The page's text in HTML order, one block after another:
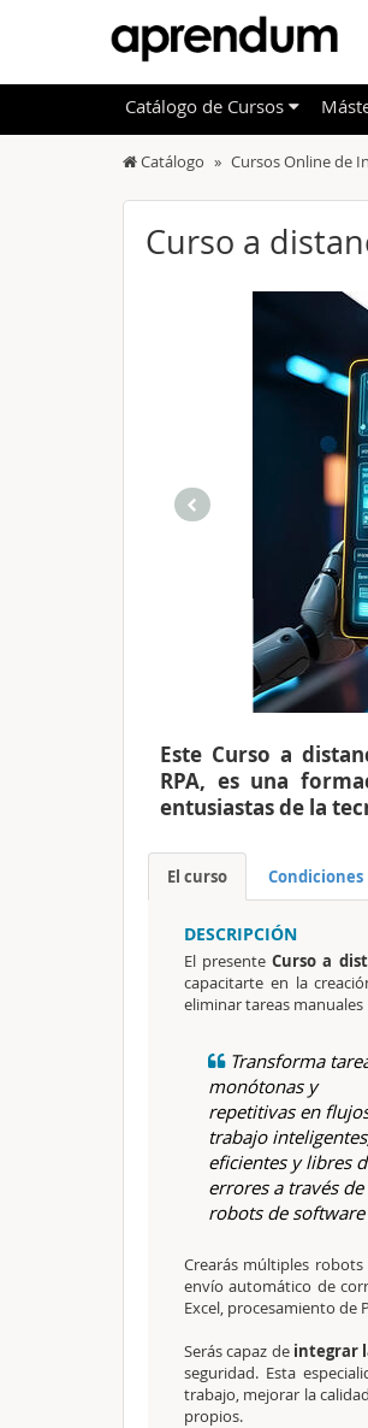
OFERTAS DESTACADAS
NOVEDADES DE NUESTRO
Catálogo Cursos Online de
Curso a
Este Curso a
RPA, es una
entusiastas de la
El curso Condiciones
DESCRIPCIÓN
El presenteCurso a
capacitarte en la
eliminar tareas
Transforma
monótonas y
repetitivas en
trabajo
eficientes y libres
errores a través de
robots de software
Crearás múltiples
envío automático de
Excel, procesamiento de
Serás capaz deintegrar
seguridad. Esta
trabajo, mejorar la
propios.
Catálogo de Cursos